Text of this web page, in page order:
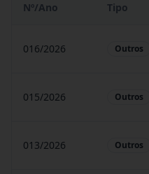
Nº/Ano Tipo
016/2026 Outros
015/2026 Outros
013/2026 Outros